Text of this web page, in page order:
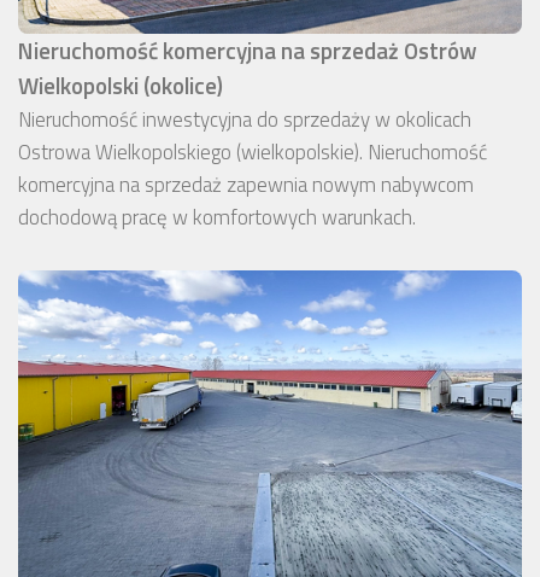
Nieruchomość komercyjna na sprzedaż Ostrów
Wielkopolski (okolice)
Nieruchomość inwestycyjna do sprzedaży w okolicach
Ostrowa Wielkopolskiego (wielkopolskie). Nieruchomość
komercyjna na sprzedaż zapewnia nowym nabywcom
dochodową pracę w komfortowych warunkach.